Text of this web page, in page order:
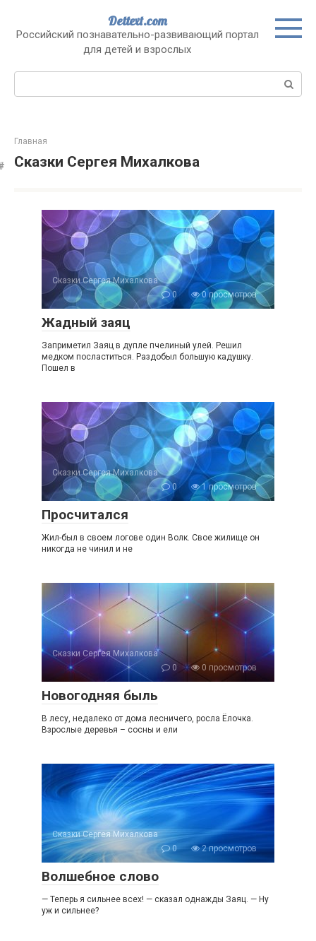
контенту
Dettext.com
Российский познавательно-развивающий портал
для детей и взрослых
Поиск:
Главная
Сказки Сергея Михалкова
Сказки Сергея Михалкова
0
0 просмотров
Жадный заяц
Заприметил Заяц в дупле пчелиный улей. Решил
медком посластиться. Раздобыл большую кадушку.
Пошел в
Сказки Сергея Михалкова
0
1 просмотров
Просчитался
Жил-был в своем логове один Волк. Свое жилище он
никогда не чинил и не
Сказки Сергея Михалкова
0
0 просмотров
Новогодняя быль
В лесу, недалеко от дома лесничего, росла Ёлочка.
Взрослые деревья – сосны и ели
Сказки Сергея Михалкова
0
2 просмотров
Волшебное слово
— Теперь я сильнее всех! — сказал однажды Заяц. — Ну
уж и сильнее?